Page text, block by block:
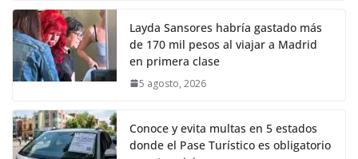
Layda Sansores habría gastado más
de 170 mil pesos al viajar a Madrid
en primera clase
5 agosto, 2026
Conoce y evita multas en 5 estados
donde el Pase Turístico es obligatorio